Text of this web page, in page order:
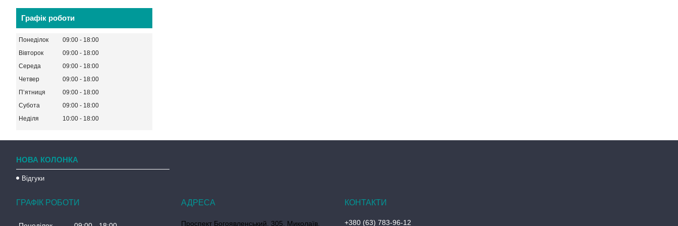
Графік роботи
Понеділок 09:00
18:00
Вівторок
09:00
18:00
Середа
09:00
18:00
Четвер
09:00
18:00
Пʼятниця
09:00
18:00
Субота
09:00
18:00
Неділя
10:00 18:00
НОВА КОЛОНКА
Відгуки
ГРАФІК РОБОТИ
Проспект Богоявленський, 305, Миколаїв, +380 (63) 783-96-12